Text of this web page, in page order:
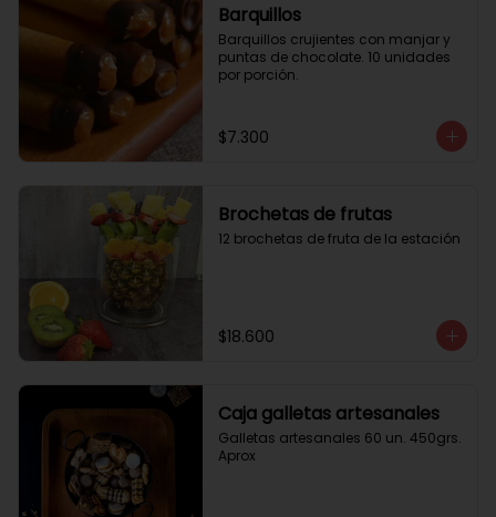
Barquillos
Barquillos crujientes con manjar y
puntas de chocolate. 10 unidades
por porción.
$7.300
Brochetas de frutas
12 brochetas de fruta de la estación
$18.600
Caja galletas artesanales
Galletas artesanales 60 un. 450grs.
Aprox